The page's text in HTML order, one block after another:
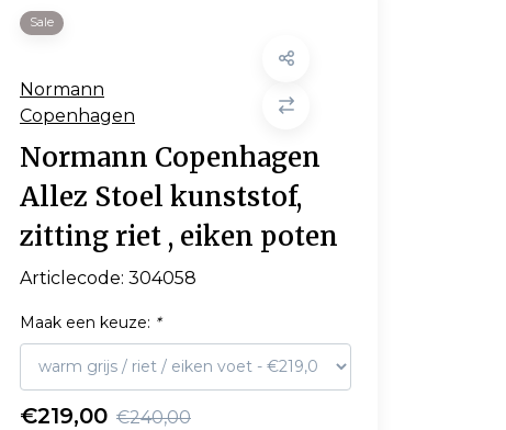
Sale
Normann
Copenhagen
Normann Copenhagen
Allez Stoel kunststof,
zitting riet , eiken poten
Articlecode: 304058
Maak een keuze: *
€219,00 €240,00